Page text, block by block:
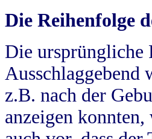
Die Reihenfolge
Die ursprüngliche
Ausschlaggebend
z.B. nach der
anzeigen